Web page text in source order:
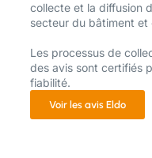
collecte et la diffusion
secteur du bâtiment et
Les processus de
des avis sont certifiés
fiabilité.
Voir les avis Eldo